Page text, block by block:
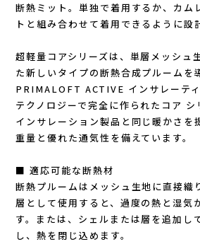
LUNA SANDALS(ルナサンダル)
MARSQUEST(マーズクエスト)
MERRELL(メレル)
milestone(マイルストーン)
MMA(マウンテンマーシャルアーツ)
MOUNTAIN HARD WEAR(マウンテンハ
ドウェア)
断熱ミット。単独で着用するか、カム
トと組み合わせて着用できるように設
超軽量コアシリーズは、単層メッシュ
た新しいタイプの断熱合成プルームを
PRIMALOFT ACTIVE インサレーテ
テクノロジーで完全に作られたコア シ
インサレーション製品と同じ暖かさを
重量と優れた通気性を備えています。
■ 適応可能な断熱材
断熱プルームはメッシュ生地に直接織
層として使用すると、過度の熱と湿気
す。または、シェルまたは層を追加し
し、熱を閉じ込めます。